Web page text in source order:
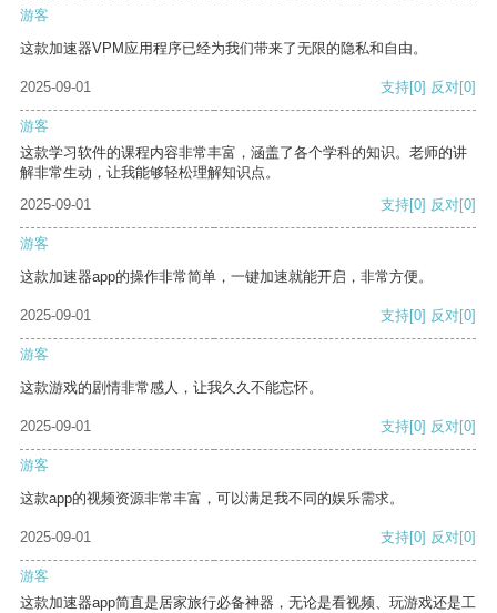
游客
这款加速器VPM应用程序已经为我们带来了无限的隐私和自由。
2025-09-01 支持[0] 反对[0]
游客
这款学习软件的课程内容非常丰富，涵盖了各个学科的知识。老师的讲
解非常生动，让我能够轻松理解知识点。
2025-09-01
支持[0] 反对[0]
游客
这款加速器app的操作非常简单，一键加速就能开启，非常方便。
2025-09-01 支持[0] 反对[0]
游客
这款游戏的剧情非常感人，让我久久不能忘怀。
2025-09-01 支持[0] 反对[0]
游客
这款app的视频资源非常丰富，可以满足我不同的娱乐需求。
2025-09-01 支持[0] 反对[0]
游客
这款加速器app简直是居家旅行必备神器，无论是看视频、玩游戏还是工